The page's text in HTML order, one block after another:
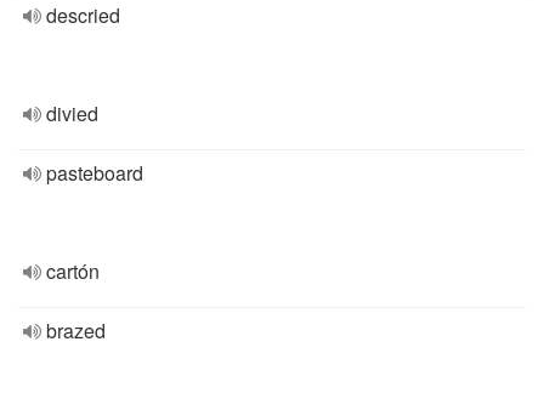
descried
divied
pasteboard
cartón
brazed